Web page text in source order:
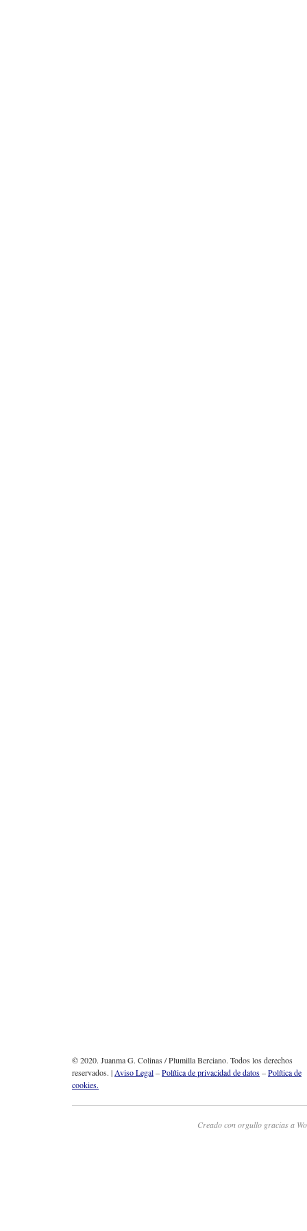
© 2020. Juanma G. Colinas / Plumilla Berciano. Todos los derechos
reservados. |Aviso Legal–Política de privacidad de datos–Política de
cookies.
Creado con orgullo gracias a